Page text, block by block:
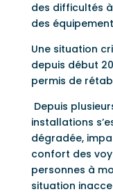
des difficultés
des
Une situation
depuis début
permis de
Depuis
installations
dégradée,
confort des
personnes à
situation